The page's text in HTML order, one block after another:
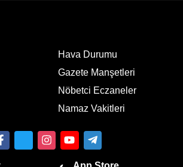
Hava Durumu
Gazete Manşetleri
Nöbetci Eczaneler
Namaz Vakitleri